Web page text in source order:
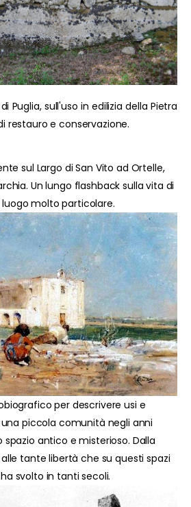
Puglia, sull'uso in edilizia della Pietra
restauro e conservazione.
sul Largo di San Vito ad Ortelle,
Un lungo flashback sulla vita di
molto particolare.
per descrivere usi e
piccola comunità negli anni
antico e misterioso. Dalla
tante libertà che su questi spazi
svolto in tanti secoli.